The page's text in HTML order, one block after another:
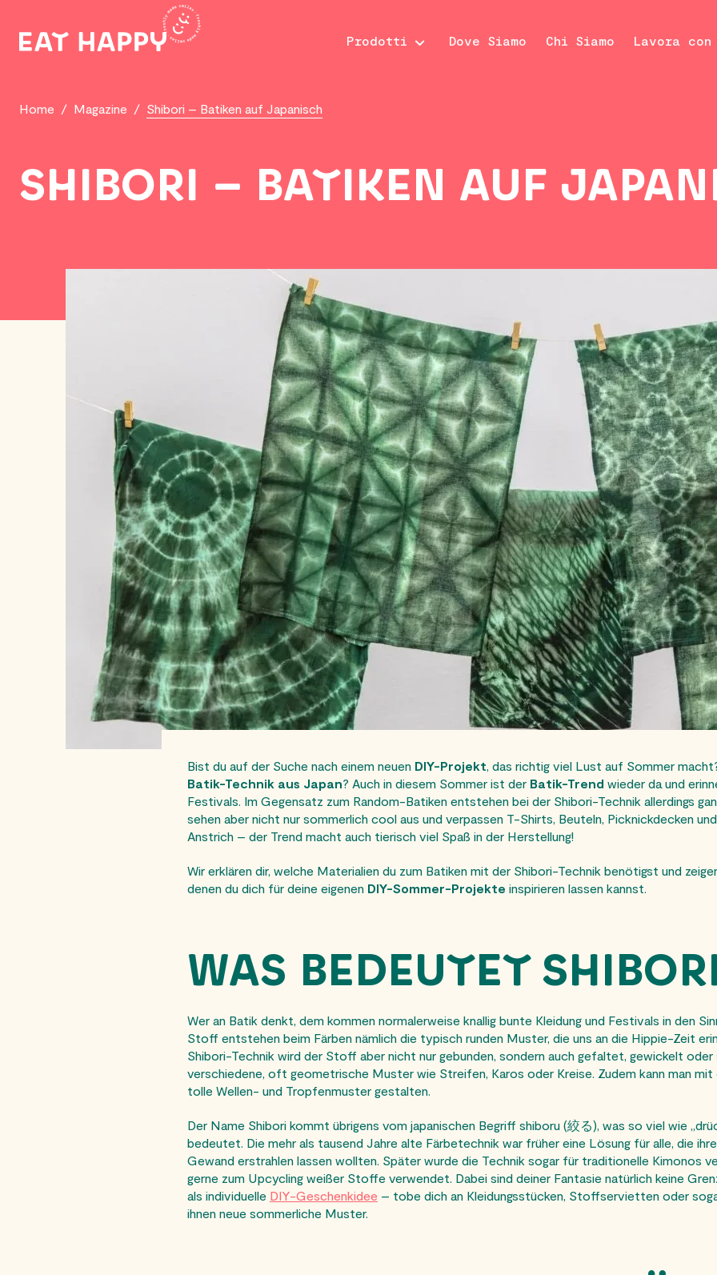
MAIN
Prodotti Dove Siamo Chi Siamo Lavora
Home / Magazine / Shibori – Batiken auf Japanisch
SHIBORI – BATIKEN AUF
Bist du auf der Suche nach einem neuen DIY-Projekt, das richtig viel Lust auf Sommer
Batik-Technik aus Japan? Auch in diesem Sommer ist der Batik-Trend wieder da und
Festivals. Im Gegensatz zum Random-Batiken entstehen bei der Shibori-Technik allerdings
sehen aber nicht nur sommerlich cool aus und verpassen T-Shirts, Beuteln, Picknickdecken
Anstrich – der Trend macht auch tierisch viel Spaß in der Herstellung!
Wir erklären dir, welche Materialien du zum Batiken mit der Shibori-Technik benötigst und
denen du dich für deine eigenen DIY-Sommer-Projekte inspirieren lassen kannst.
WAS BEDEUTET
Wer an Batik denkt, dem kommen normalerweise knallig bunte Kleidung und Festivals in den
Stoff entstehen beim Färben nämlich die typisch runden Muster, die uns an die Hippie-Zeit
Shibori-Technik wird der Stoff aber nicht nur gebunden, sondern auch gefaltet, gewickelt
verschiedene, oft geometrische Muster wie Streifen, Karos oder Kreise. Zudem kann man
tolle Wellen- und Tropfenmuster gestalten.
Der Name Shibori kommt übrigens vom japanischen Begriff shiboru (絞る), was so viel wie
bedeutet. Die mehr als tausend Jahre alte Färbetechnik war früher eine Lösung für alle, die
Gewand erstrahlen lassen wollten. Später wurde die Technik sogar für traditionelle Kimonos
gerne zum Upcycling weißer Stoffe verwendet. Dabei sind deiner Fantasie natürlich keine
als individuelle DIY-Geschenkidee – tobe dich an Kleidungsstücken, Stoffservietten oder
ihnen neue sommerliche Muster.